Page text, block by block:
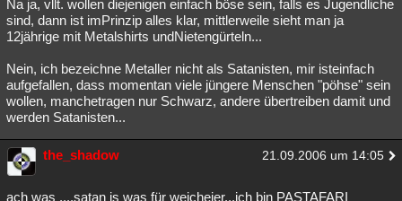
Na ja, vllt. wollen diejenigen einfach böse sein, falls es Jugendliche
sind, dann ist imPrinzip alles klar, mittlerweile sieht man ja
12jährige mit Metalshirts undNietengürteln...
Nein, ich bezeichne Metaller nicht als Satanisten, mir isteinfach
aufgefallen, dass momentan viele jüngere Menschen "pöhse" sein
wollen, manchetragen nur Schwarz, andere übertreiben damit und
werden Satanisten...
the_shadow 21.09.2006 um 14:05
ach was ....satan is was für weicheier...ich bin PASTAFARI